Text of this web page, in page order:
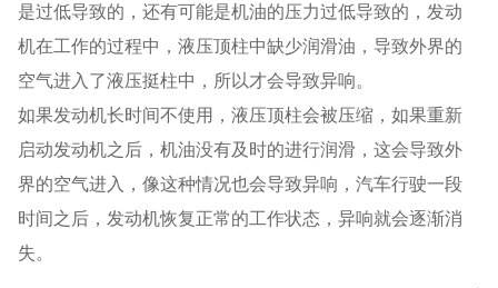
是过低导致的，还有可能是机油的压力过低导致的，发动
机在工作的过程中，液压顶柱中缺少润滑油，导致外界的
空气进入了液压挺柱中，所以才会导致异响。
如果发动机长时间不使用，液压顶柱会被压缩，如果重新
启动发动机之后，机油没有及时的进行润滑，这会导致外
界的空气进入，像这种情况也会导致异响，汽车行驶一段
时间之后，发动机恢复正常的工作状态，异响就会逐渐消
失。